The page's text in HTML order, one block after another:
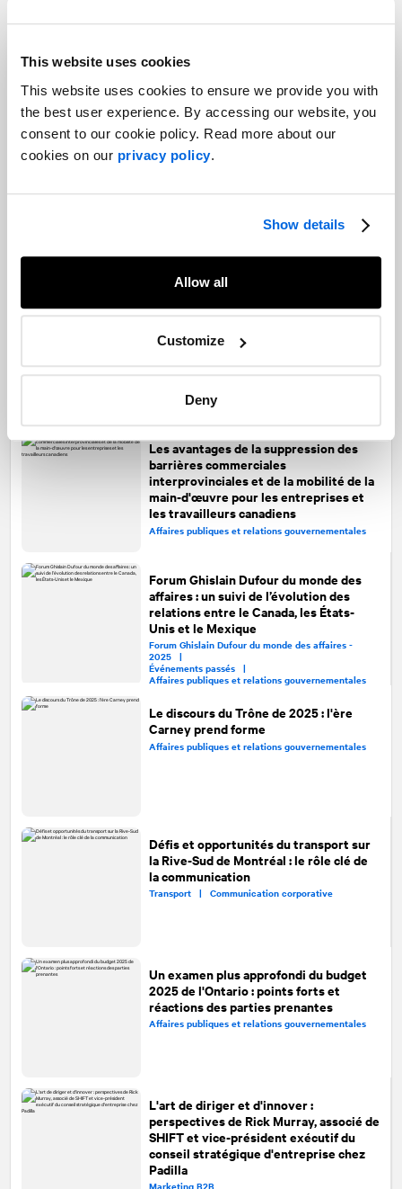
This website uses cookies
This website uses cookies to ensure we provide you with
the best user experience. By accessing our website, you
consent to our cookie policy. Read more about our
cookies on our privacy policy.
Show details
Allow all
Customize
Deny
Mener à bien le changement : une
communication efficace pour une
restructuration réussie
Marchés des capitaux |
Communication corporative
Affaires publiques et relations gouvernementales
Saisir l’occasion : la Coupe du monde
2026 marque un tournant pour les
marques canadiennes
Marketing sportif |
Biens et services de consommation |
Les avantages de la suppression des
barrières commerciales
interprovinciales et de la mobilité de la
main-d'œuvre pour les entreprises et
les travailleurs canadiens
Affaires publiques et relations gouvernementales
Forum Ghislain Dufour du monde des
affaires : un suivi de l’évolution des
relations entre le Canada, les États-
Unis et le Mexique
Forum Ghislain Dufour du monde des affaires -
2025 |
Événements passés |
Affaires publiques et relations gouvernementales
Le discours du Trône de 2025 : l'ère
Carney prend forme
Affaires publiques et relations gouvernementales
Défis et opportunités du transport sur
la Rive-Sud de Montréal : le rôle clé de
la communication
Transport | Communication corporative
Un examen plus approfondi du budget
2025 de l'Ontario : points forts et
réactions des parties prenantes
Affaires publiques et relations gouvernementales
L'art de diriger et d'innover :
perspectives de Rick Murray, associé de
SHIFT et vice-président exécutif du
conseil stratégique d'entreprise chez
Padilla
Marketing B2B